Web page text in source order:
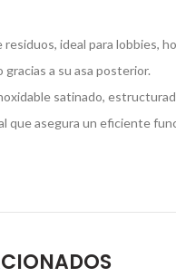
ideal para lobbies,
a su asa posterior.
satinado,
que asegura un eficiente